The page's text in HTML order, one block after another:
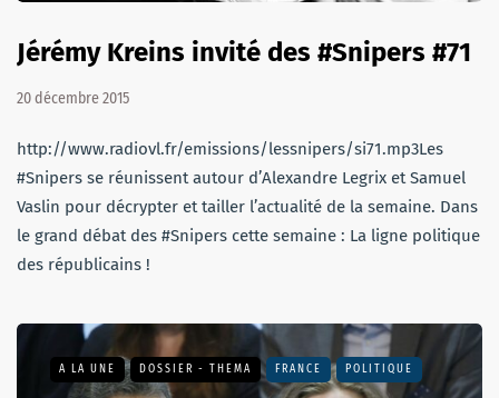
Jérémy Kreins invité des #Snipers #71
20 décembre 2015
http://www.radiovl.fr/emissions/lessnipers/si71.mp3Les
#Snipers se réunissent autour d’Alexandre Legrix et Samuel
Vaslin pour décrypter et tailler l’actualité de la semaine. Dans
le grand débat des #Snipers cette semaine : La ligne politique
des républicains !
A LA UNE DOSSIER - THEMA FRANCE POLITIQUE